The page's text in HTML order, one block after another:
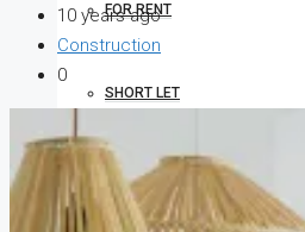
FOR RENT
SHORT LET
HOW TO VERIFY A C OF O IN
10 years ago
Construction
0